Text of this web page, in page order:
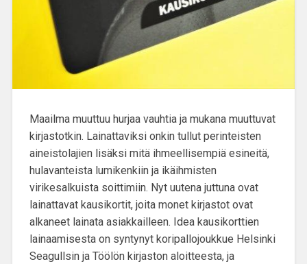
Maailma muuttuu hurjaa vauhtia ja mukana muuttuvat
kirjastotkin. Lainattaviksi onkin tullut perinteisten
aineistolajien lisäksi mitä ihmeellisempiä esineitä,
hulavanteista lumikenkiin ja ikäihmisten
virikesalkuista soittimiin. Nyt uutena juttuna ovat
lainattavat kausikortit, joita monet kirjastot ovat
alkaneet lainata asiakkailleen. Idea kausikorttien
lainaamisesta on syntynyt koripallojoukkue Helsinki
Seagullsin ja Töölön kirjaston aloitteesta, ja